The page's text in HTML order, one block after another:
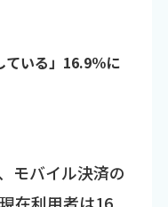
いる」16.9％に
モバイル決済の